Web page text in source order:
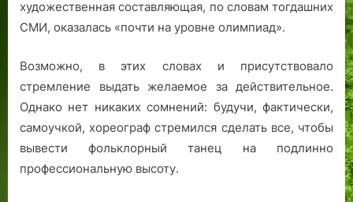
художественная составляющая, по словам тогдашних
СМИ, оказалась «почти на уровне олимпиад».
Возможно, в этих словах и присутствовало
стремление выдать желаемое за действительное.
Однако нет никаких сомнений: будучи, фактически,
самоучкой, хореограф стремился сделать все, чтобы
вывести фольклорный танец на подлинно
профессиональную высоту.